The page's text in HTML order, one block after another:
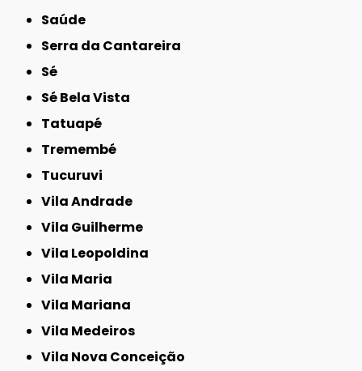
Saúde
Serra da Cantareira
Sé
Sé Bela Vista
Tatuapé
Tremembé
Tucuruvi
Vila Andrade
Vila Guilherme
Vila Leopoldina
Vila Maria
Vila Mariana
Vila Medeiros
Vila Nova Conceição